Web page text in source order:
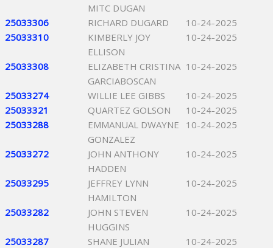
MITC DUGAN
25033306 RICHARD DUGARD
10-24-2025
25033310
KIMBERLY JOY
ELLISON
10-24-2025
25033308
ELIZABETH CRISTINA
GARCIABOSCAN
10-24-2025
25033274 WILLIE LEE GIBBS
10-24-2025
25033321
QUARTEZ GOLSON
10-24-2025
25033288
EMMANUAL DWAYNE
GONZALEZ
10-24-2025
25033272
JOHN ANTHONY
HADDEN
10-24-2025
25033295
JEFFREY LYNN
HAMILTON
10-24-2025
25033282
JOHN STEVEN
HUGGINS
10-24-2025
25033287
SHANE JULIAN
10-24-2025